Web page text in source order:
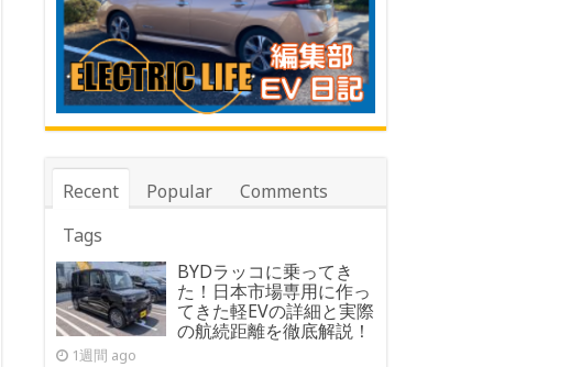
Recent Popular
Comments
Tags
BYDラッコに乗ってき
た！日本市場専用に作っ
てきた軽EVの詳細と実際
の航続距離を徹底解説！
1週間 ago